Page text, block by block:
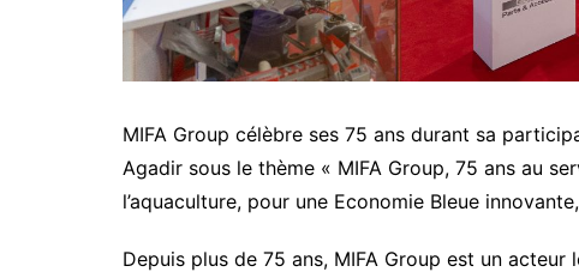
MIFA Group célèbre ses 75 ans durant sa
Agadir sous le thème « MIFA Group, 75 ans au
l’aquaculture, pour une Economie Bleue
Depuis plus de 75 ans, MIFA Group est un